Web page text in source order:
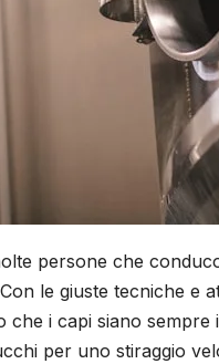
persone che
le giuste tecniche e
i capi siano sempre
per uno stiraggio